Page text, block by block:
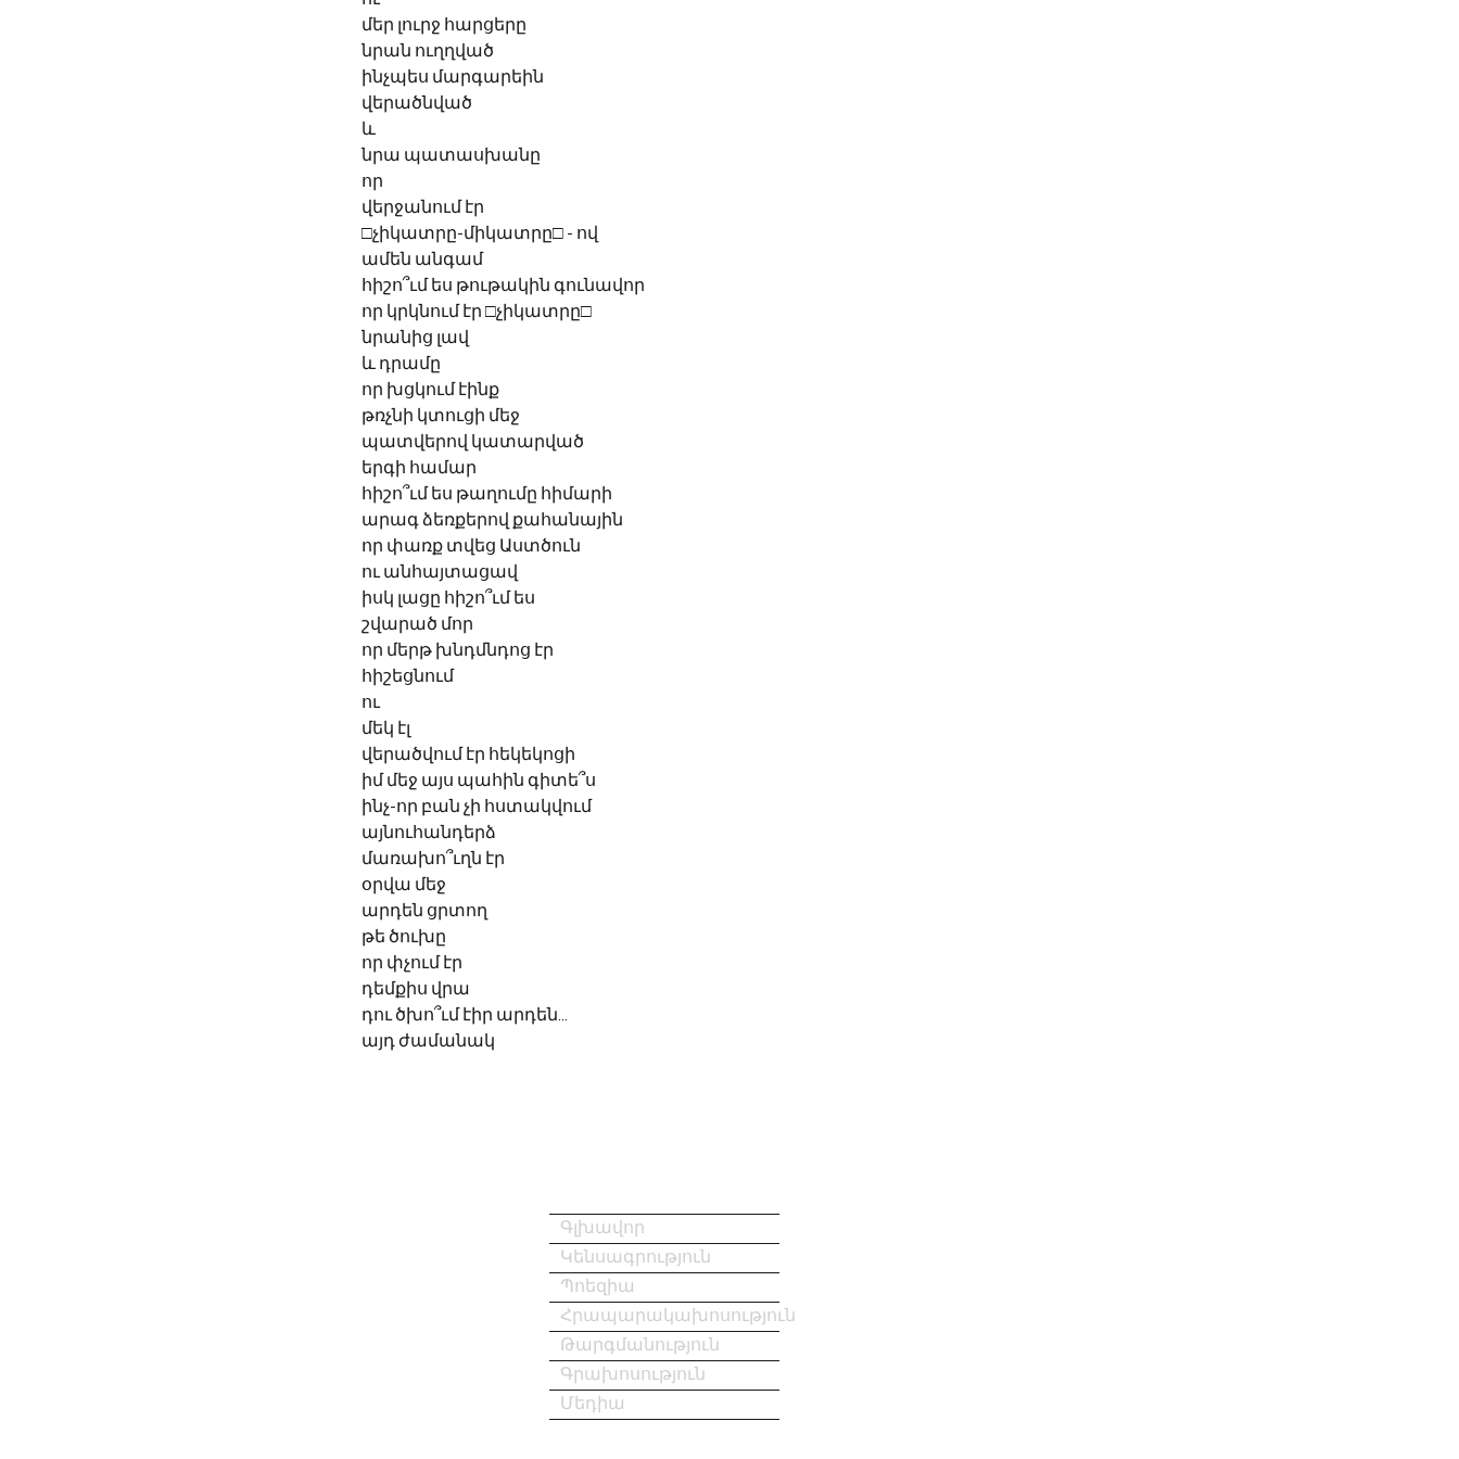
մեր լուրջ հարցերը
նրան ուղղված
ինչպես մարգարեին
վերածնված
և
նրա պատասխանը
որ
վերջանում էր
□չիկատրը-միկատրը□ - ով
ամեն անգամ
հիշո՞ւմ ես թութակին գունավոր
որ կրկնում էր □չիկատրը□
նրանից լավ
և դրամը
որ խցկում էինք
թռչնի կտուցի մեջ
պատվերով կատարված
երգի համար
հիշո՞ւմ ես թաղումը հիմարի
արագ ձեռքերով քահանային
որ փառք տվեց Աստծուն
ու անհայտացավ
իսկ լացը հիշո՞ւմ ես
շվարած մոր
որ մերթ խնդմնդոց էր
հիշեցնում
ու
մեկ էլ
վերածվում էր հեկեկոցի
իմ մեջ այս պահին գիտե՞ս
ինչ-որ բան չի հստակվում
այնուհանդերձ
մառախո՞ւղն էր
օրվա մեջ
արդեն ցրտող
թե ծուխը
որ փչում էր
դեմքիս վրա
դու ծխո՞ւմ էիր արդեն...
այդ ժամանակ
Գլխավոր
Կենսագրություն
Պոեզիա
Հրապարակախոսություն
Թարգմանություն
Գրախոսություն
Մեդիա